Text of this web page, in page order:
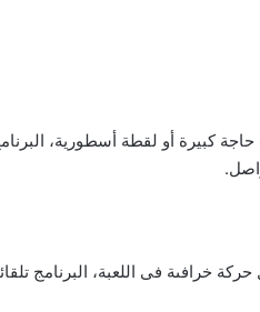
كبيرة أو لقطة أسطورية،
خرافىة فى اللعبة، البرنامج